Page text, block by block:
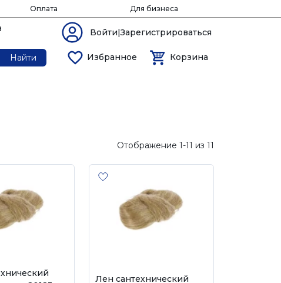
Оплата Для бизнеса
Войти|Зарегистрироваться
Найти Избранное Корзина
Отображение 1-11 из 11
Лен сантехнический